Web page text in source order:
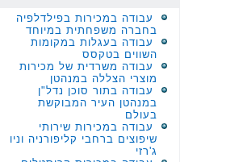
עבודה במכירות בפילדלפיה
בחברה משפחתית במיוחד
עבודה בעגלות במקומות
השווים בטקסס
עבודה משרדית של מכירות
מוצרי הצללה במנהטן
עבודה בתור סוכן נדל"ן
במנהטן העיר המבוקשת
בעולם
עבודה במכירות שירותי
שיפוצים ברחבי קליפורניה וניו
ג'רזי